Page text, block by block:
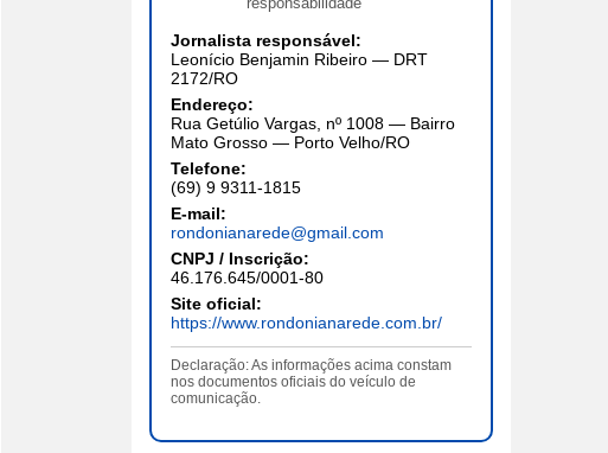
Jornalista responsável:
Leonício Benjamin Ribeiro — DRT
2172/RO
Endereço:
Rua Getúlio Vargas, nº 1008 — Bairro
Mato Grosso — Porto Velho/RO
Telefone:
(69) 9 9311-1815
E-mail:
rondonianarede@gmail.com
CNPJ / Inscrição:
46.176.645/0001-80
Site oficial:
https://www.rondonianarede.com.br/
Declaração: As informações acima constam
nos documentos oficiais do veículo de
comunicação.